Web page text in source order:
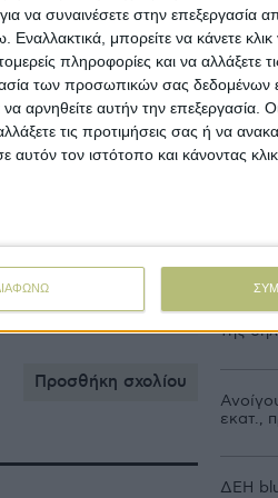
να συναινέσετε στην επεξεργασία
μπορείτε να κάνετε κλικ
πληροφορίες και να αλλάξετε
των προσωπικών σας δεδομένων
αρνηθείτε αυτήν την επεξεργασία.
τις προτιμήσεις σας ή να
τον ιστότοπο και κάνοντας
μόνο η δική
με αυτό το
ώστε να μπορούν
η ανάπτυξή
κατορθώσει να
λόγω του
ιδιαίτερο
να αφαιρεθεί,
Προσθήκη σχολίου
Ροή
Ροή
MF 3
όλες
Από
Κάρτα
της
εκατ.,
ΔΕΗ